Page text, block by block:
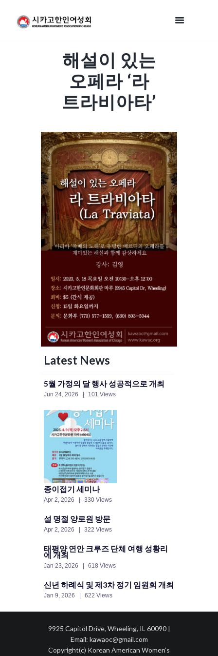
해설이 있는
오페라 ‘라
트라비아타’
Latest News
5월 가정의 달 행사 성공적으로 개최
Jun 24, 2026 101 Views
종이접기 세미나
Apr 2, 2026 330 Views
설 명절 양로원 방문
Apr 2, 2026 322 Views
태평양 연안 크루즈 단체 여행 성황리
에 개최
Jan 23, 2026 618 Views
신년 하례식 및 제3차 정기 임원회 개최
Jan 9, 2026 622 Views
9925 Capitol Drive, Wheeling, IL 60090 |
Email: kawaoc@gmail.com
Copyright(c) Korean American Women’s